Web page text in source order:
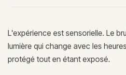
L'expérience est sensorielle. Le
lumière qui change avec les
protégé tout en étant exposé.